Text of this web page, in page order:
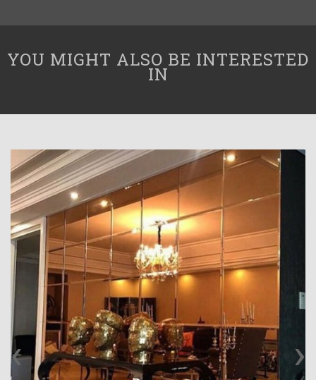
YOU MIGHT ALSO BE INTERESTED
IN
‹ ›